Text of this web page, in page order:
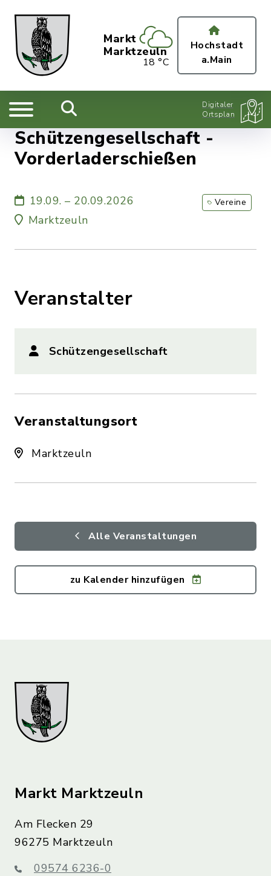
Markt
Marktzeuln
18 °C
Hochstadt
a.Main
Digitaler
Ortsplan
Schützengesellschaft -
Vorderladerschießen
19.09. – 20.09.2026
Marktzeuln
Vereine
Veranstalter
Schützengesellschaft
Veranstaltungsort
Marktzeuln
Alle Veranstaltungen
zu Kalender hinzufügen
Markt Marktzeuln
Am Flecken 29
96275 Marktzeuln
09574 6236-0